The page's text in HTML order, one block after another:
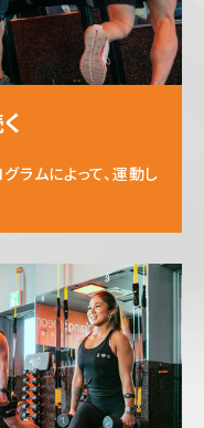
ラムによって、運動し